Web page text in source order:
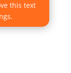
this text